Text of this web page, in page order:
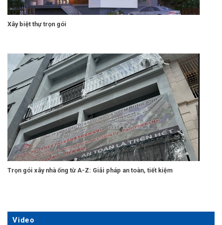
Xây biệt thự trọn gói
Trọn gói xây nhà ống từ A-Z: Giải pháp an toàn, tiết kiệm
Video